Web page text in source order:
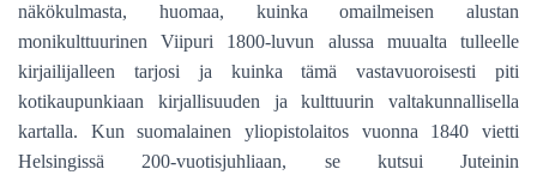
näkökulmasta, huomaa, kuinka omailmeisen alustan
monikulttuurinen Viipuri 1800-luvun alussa muualta tulleelle
kirjailijalleen tarjosi ja kuinka tämä vastavuoroisesti piti
kotikaupunkiaan kirjallisuuden ja kulttuurin valtakunnallisella
kartalla. Kun suomalainen yliopistolaitos vuonna 1840 vietti
Helsingissä 200-vuotisjuhliaan, se kutsui Juteinin